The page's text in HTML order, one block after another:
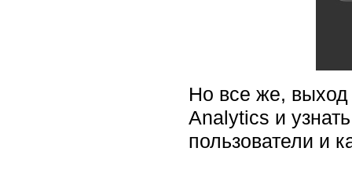
Но все же, выход
Analytics и
пользователи и